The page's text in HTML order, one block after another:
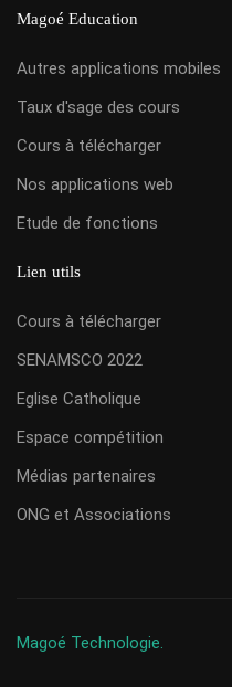
Magoé Education
Autres applications mobiles
Taux d'sage des cours
Cours à télécharger
Nos applications web
Etude de fonctions
Lien utils
Cours à télécharger
SENAMSCO 2022
Eglise Catholique
Espace compétition
Médias partenaires
ONG et Associations
Magoé Technologie.